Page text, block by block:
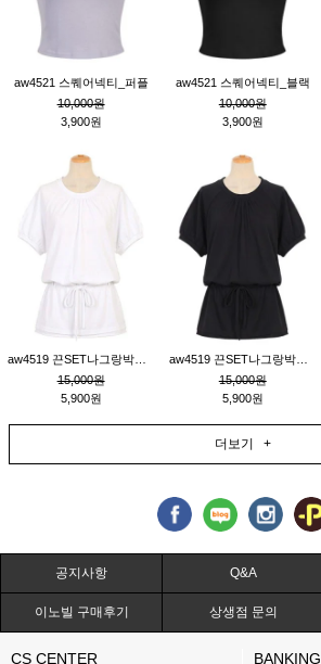
aw4521 스퀘어넥티_퍼플
10,000원
3,900원
aw4521 스퀘어넥티_블랙
10,000원
3,900원
15,000원
5,900원
15,000원
5,900원
더보기 +
공지사항 Q&A
이노빌 구매후기 상생점 문의
CS CENTER BANKING